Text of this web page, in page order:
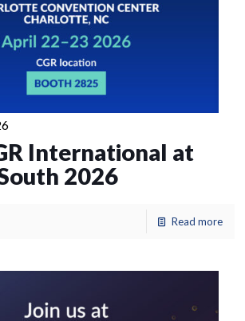
International at
2026
Read more